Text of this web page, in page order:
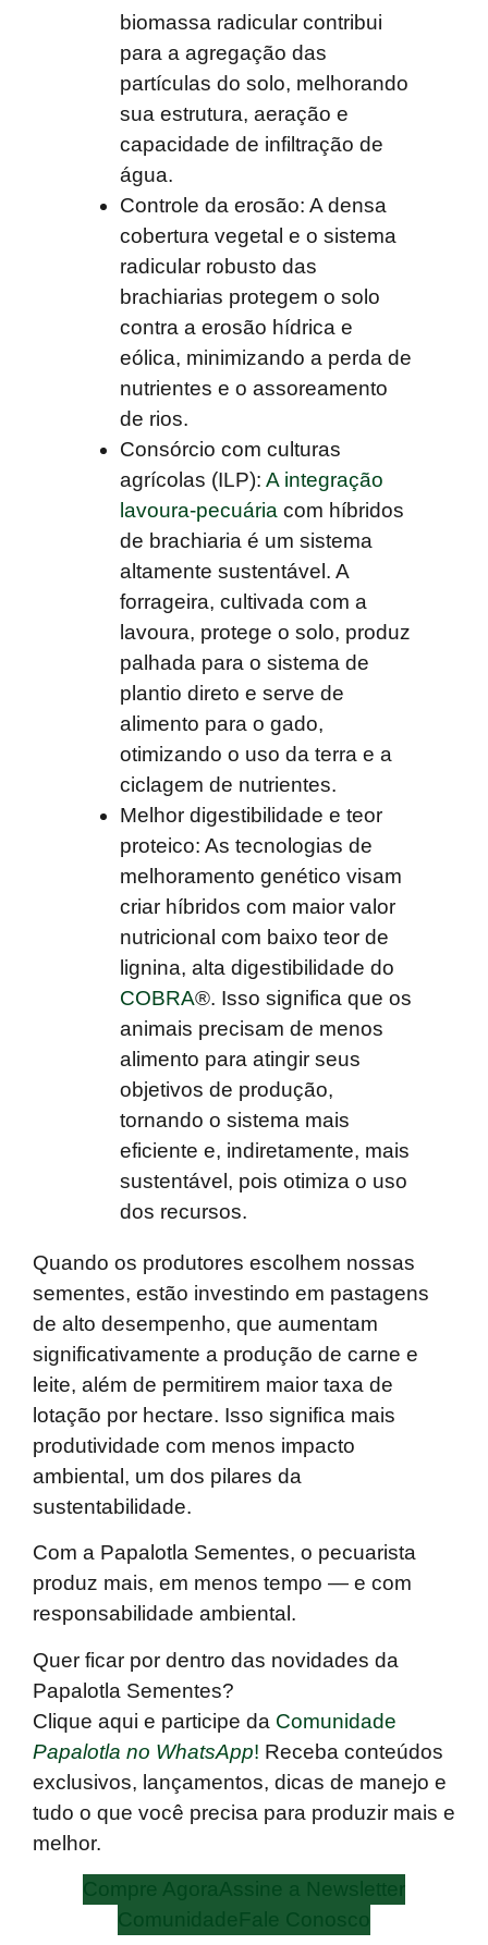
biomassa radicular contribui
para a agregação das
partículas do solo, melhorando
sua estrutura, aeração e
capacidade de infiltração de
água.
Controle da erosão: A densa
cobertura vegetal e o sistema
radicular robusto das
brachiarias protegem o solo
contra a erosão hídrica e
eólica, minimizando a perda de
nutrientes e o assoreamento
de rios.
Consórcio com culturas
agrícolas (ILP): A integração
lavoura-pecuária com híbridos
de brachiaria é um sistema
altamente sustentável. A
forrageira, cultivada com a
lavoura, protege o solo, produz
palhada para o sistema de
plantio direto e serve de
alimento para o gado,
otimizando o uso da terra e a
ciclagem de nutrientes.
Melhor digestibilidade e teor
proteico: As tecnologias de
melhoramento genético visam
criar híbridos com maior valor
nutricional com baixo teor de
lignina, alta digestibilidade do
COBRA®. Isso significa que os
animais precisam de menos
alimento para atingir seus
objetivos de produção,
tornando o sistema mais
eficiente e, indiretamente, mais
sustentável, pois otimiza o uso
dos recursos.
Quando os produtores escolhem nossas
sementes, estão investindo em pastagens
de alto desempenho, que aumentam
significativamente a produção de carne e
leite, além de permitirem maior taxa de
lotação por hectare. Isso significa mais
produtividade com menos impacto
ambiental , um dos pilares da
sustentabilidade.
Com a Papalotla Sementes, o pecuarista
produz mais, em menos tempo — e com
responsabilidade ambiental.
Quer ficar por dentro das novidades da
Papalotla Sementes?
Clique aqui e participe da Comunidade
Papalotla no WhatsApp! Receba conteúdos
exclusivos, lançamentos, dicas de manejo e
tudo o que você precisa para produzir mais e
melhor.
Compre AgoraAssine a Newsletter
ComunidadeFale Conosco